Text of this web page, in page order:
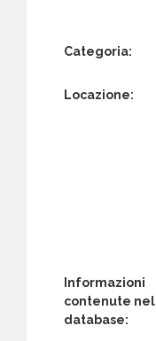
Categoria:
Locazione:
Informazioni
contenute nel
database: